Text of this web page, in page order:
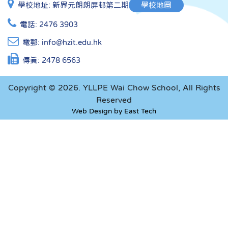
學校地址: 新界元朗朗屏邨第二期 學校地圖
電話: 2476 3903
電郵: info@hzit.edu.hk
傳真: 2478 6563
Copyright © 2026. YLLPE Wai Chow School, All Rights
Reserved
Web Design by East Tech